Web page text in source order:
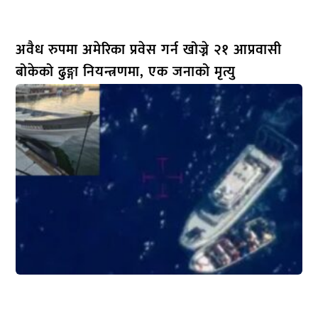
अवैध रुपमा अमेरिका प्रवेस गर्न खोज्ने २१ आप्रवासी
बोकेको ढुङ्गा नियन्त्रणमा, एक जनाको मृत्यु